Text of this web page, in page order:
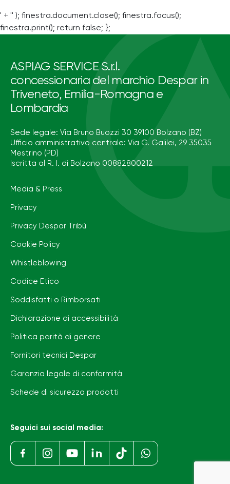
' + '' ); finestra.document.close(); finestra.focus();
finestra.print(); return false; };
ASPIAG SERVICE S.r.l.
concessionaria del marchio Despar in
Triveneto, Emilia-Romagna e
Lombardia
Sede legale: Via Bruno Buozzi 30 39100 Bolzano (BZ)
Ufficio amministrativo centrale: Via G. Galilei, 29 35035
Mestrino (PD)
Iscritta al R. I. di Bolzano 00882800212
Media & Press
Privacy
Privacy Despar Tribù
Cookie Policy
Whistleblowing
Codice Etico
Soddisfatti o Rimborsati
Dichiarazione di accessibilità
Politica parità di genere
Fornitori tecnici Despar
Garanzia legale di conformità
Schede di sicurezza prodotti
Seguici sui social media: